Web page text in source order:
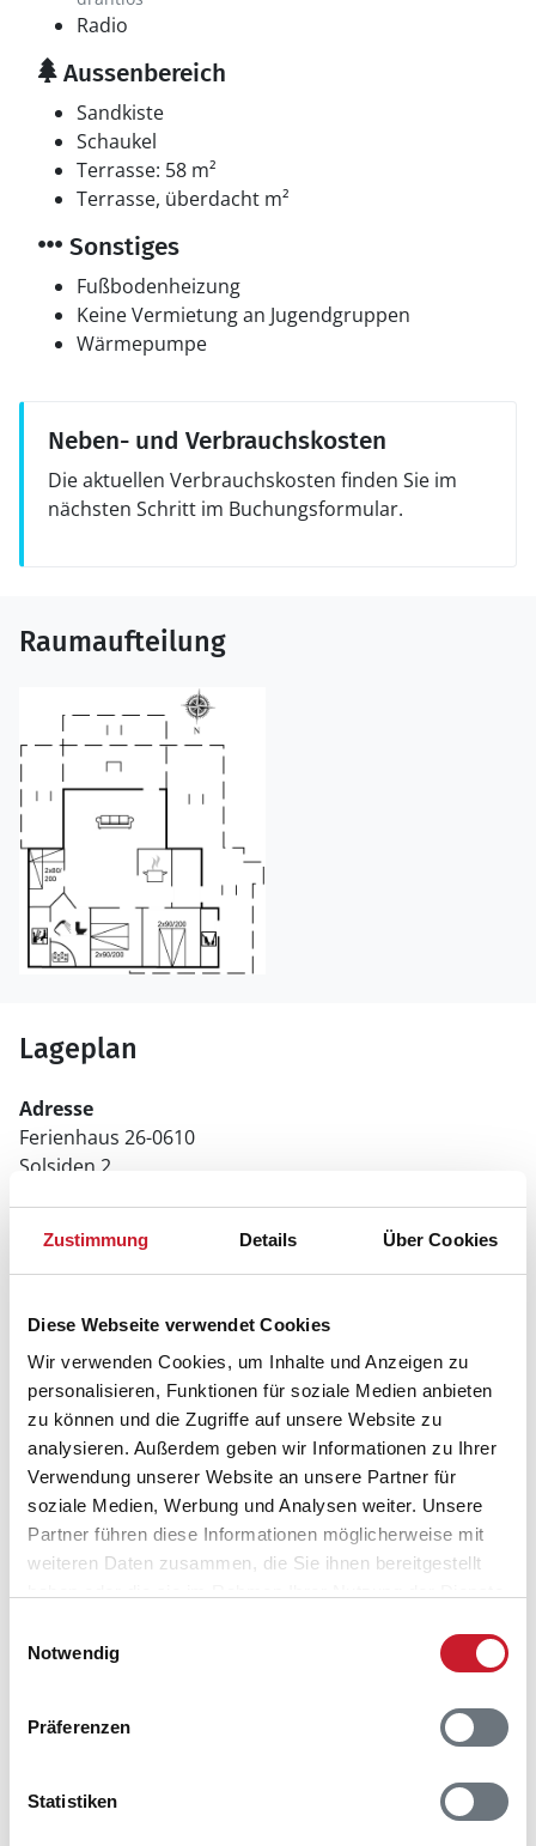
Zustimmung Details Über Cookies
Diese Webseite verwendet Cookies
Wir verwenden Cookies, um Inhalte und Anzeigen zu
personalisieren, Funktionen für soziale Medien anbieten
zu können und die Zugriffe auf unsere Website zu
analysieren. Außerdem geben wir Informationen zu Ihrer
Verwendung unserer Website an unsere Partner für
soziale Medien, Werbung und Analysen weiter. Unsere
Partner führen diese Informationen möglicherweise mit
weiteren Daten zusammen, die Sie ihnen bereitgestellt
Notwendig
Präferenzen
Statistiken
Radio
Aussenbereich
Sandkiste
Schaukel
Terrasse: 58 m²
Terrasse, überdacht m²
Sonstiges
Fußbodenheizung
Keine Vermietung an Jugendgruppen
Wärmepumpe
Neben- und Verbrauchskosten
Die aktuellen Verbrauchskosten finden Sie im
nächsten Schritt im Buchungsformular.
Raumaufteilung
Lageplan
Adresse
Ferienhaus 26-0610
Solsiden 2
In Ihrem Browser scheint ein
Skriptblocker/AdBlocker aktiviert zu sein!
Das Bereitstellen und Ausführen einiger
Funktionen wird dadurch auf dieser Seite
verhindert. Um die Funktionen nutzen zu können,
deaktivieren Sie bitte den Blocker für diese Seite
oder setzen sie auf Ihre Whitelist.
Hinweis: Nachdem Sie Ihre Erlaubnis gegeben
haben, können Sie weiterhin selbst bestimmen,
Belegungskalender
Reisedauer auswählen